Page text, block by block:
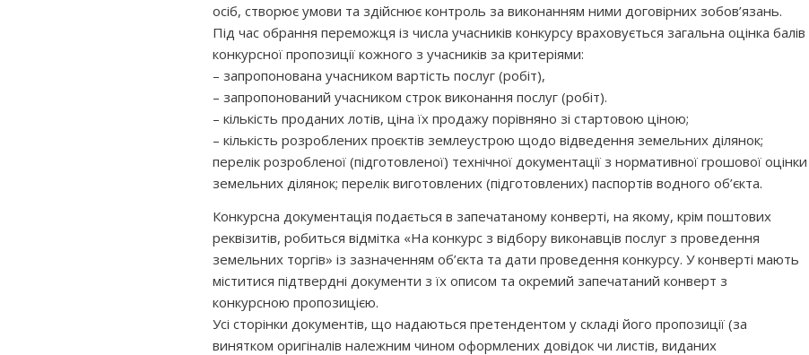
осіб, створює умови та здійснює контроль за виконанням ними договірних зобов’язань.
Під час обрання переможця із числа учасників конкурсу враховується загальна оцінка балів
конкурсної пропозиції кожного з учасників за критеріями:
– запропонована учасником вартість послуг (робіт),
– запропонований учасником строк виконання послуг (робіт).
– кількість проданих лотів, ціна їх продажу порівняно зі стартовою ціною;
– кількість розроблених проєктів землеустрою щодо відведення земельних ділянок;
перелік розробленої (підготовленої) технічної документації з нормативної грошової оцінки
земельних ділянок; перелік виготовлених (підготовлених) паспортів водного об’єкта.
Конкурсна документація подається в запечатаному конверті, на якому, крім поштових
реквізитів, робиться відмітка «На конкурс з відбору виконавців послуг з проведення
земельних торгів» із зазначенням об’єкта та дати проведення конкурсу. У конверті мають
міститися підтвердні документи з їх описом та окремий запечатаний конверт з
конкурсною пропозицією.
Усі сторінки документів, що надаються претендентом у складі його пропозиції (за
винятком оригіналів належним чином оформлених довідок чи листів, виданих